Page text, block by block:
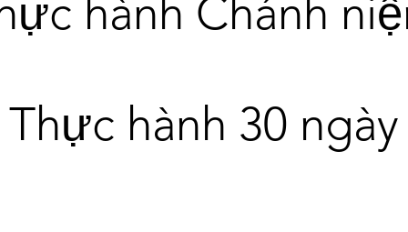
hành Chánh
Thực hành 30 ngày